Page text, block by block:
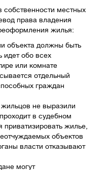
местных
права владения
жилья:
объекта должны быть
идет обо всех
или комнате
отдельный
граждан
не выразили
в судебном
приватизировать жилье,
объектов
власти отказывают
могут